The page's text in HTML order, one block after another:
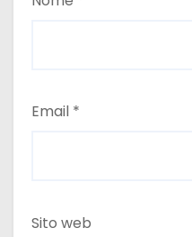
Email *
Sito web